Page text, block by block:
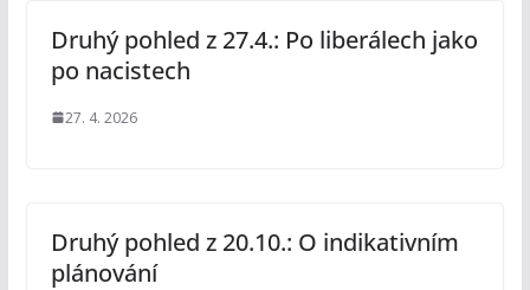
Druhý pohled z 27.4.: Po liberálech jako
po nacistech
27. 4. 2026
Druhý pohled z 20.10.: O indikativním
plánování